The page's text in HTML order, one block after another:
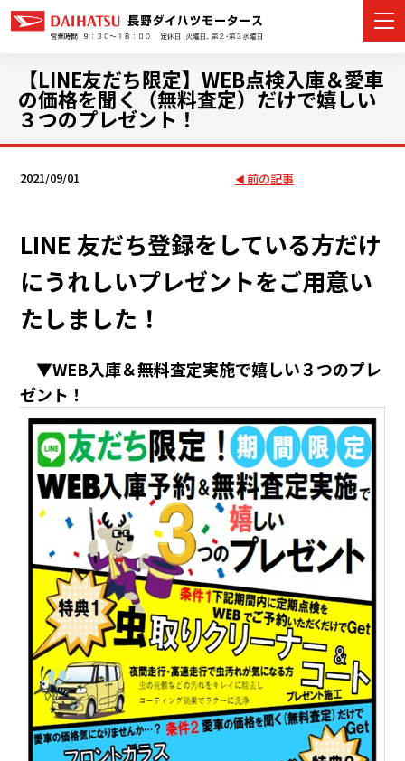
カーラインナップ
展示車・試乗車
店舗情報
イベント・キャンペーン
アフターサポート
会社情報
カタ
【LINE友だち限定】WEB点検入庫＆愛車
の価格を聞く（無料査定）だけで嬉しい
３つのプレゼント！
2021/09/01 前の記事
LINE 友だち登録をしている方だけ
にうれしいプレゼントをご用意い
たしました！
▼WEB入庫＆無料査定実施で嬉しい３つのプレ
ゼント！